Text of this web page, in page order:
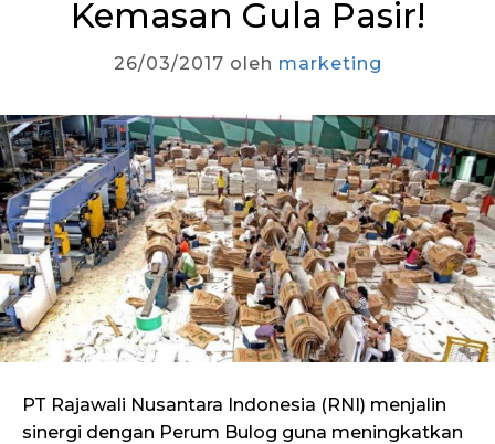
Kemasan Gula Pasir!
26/03/2017 oleh marketing
PT Rajawali Nusantara Indonesia (RNI) menjalin
sinergi dengan Perum Bulog guna meningkatkan